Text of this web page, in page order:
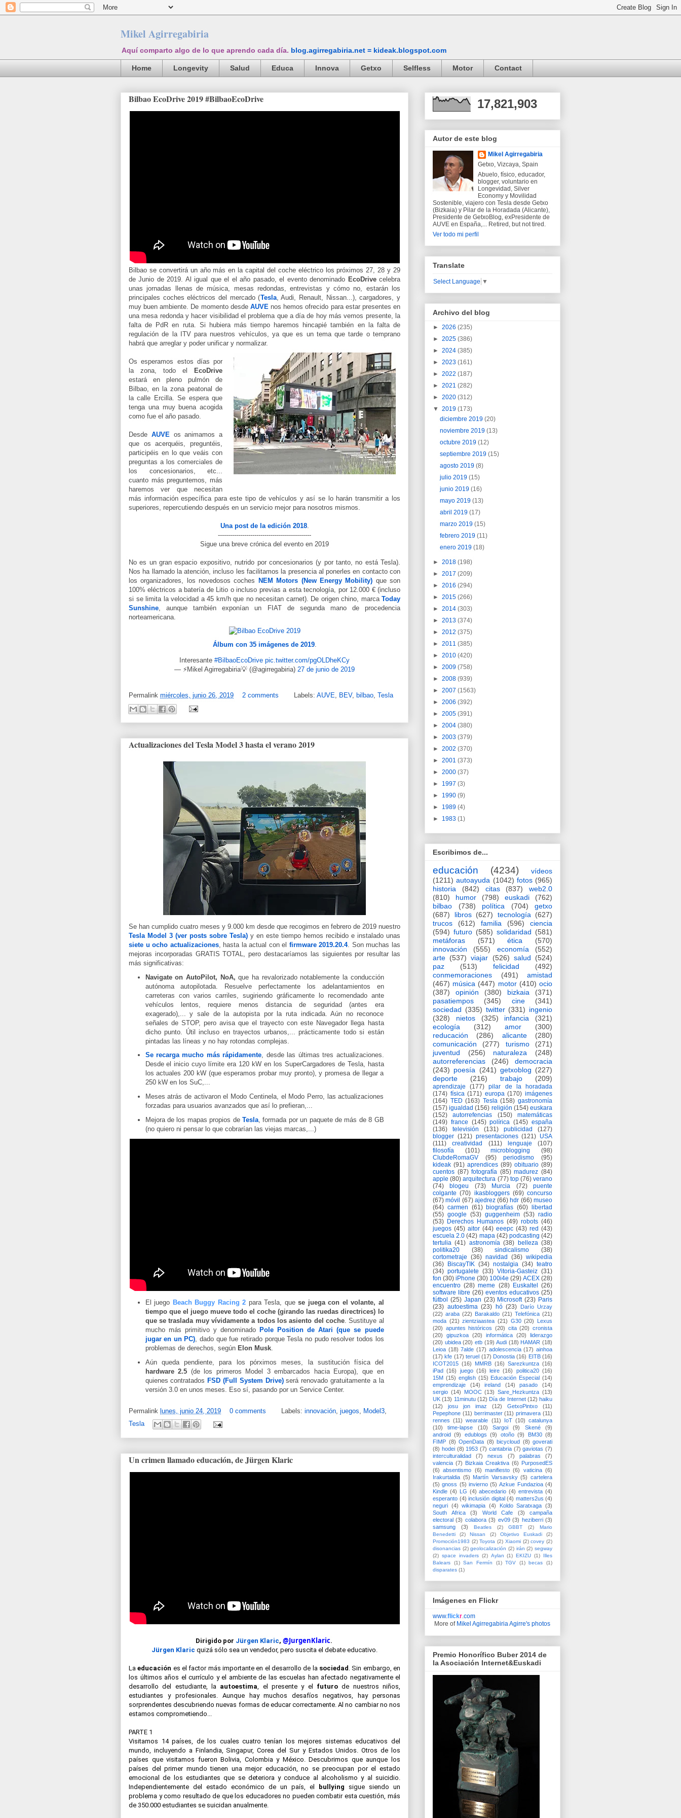
Mikel Agirregabiria
Aquí comparto algo de lo que aprendo cada día. blog.agirregabiria.net = kideak.blogspot.com
Home Longevity Salud Educa Innova Getxo Selfless Motor Contact
Bilbao EcoDrive 2019 #BilbaoEcoDrive
Bilbao se convertirá un año más en la capital del coche eléctrico los próximos 27, 28 y 29
de Junio de 2019. Al igual que el el año pasado, el evento denominado EcoDrivecelebra
unas jornadas llenas de música, mesas redondas, entrevistas y cómo no, estarán los
principales coches eléctricos del mercado (Tesla, Audi, Renault, Nissan...), cargadores, y
muy buen ambiente. De momento desde AUVE nos hemos ofrecido para estar presentes en
una mesa redonda y hacer visibilidad el problema que a día de hoy más vemos presente, la
falta de PdR en ruta. Si hubiera más tiempo haremos hincapié también en la falta de
regulación de la ITV para nuestros vehículos, ya que es un tema que tarde o temprano
habrá que arreglar y poder unificar y normalizar.
Os esperamos estos días por
la zona, todo el
EcoDrive
estará en pleno pulmón de
Bilbao, en la zona peatonal de
la calle Ercilla. Se espera que
tenga una muy buena acogida
como fue el año pasado.
Desde AUVE os animamos a
que os acerquéis, preguntéis,
participéis en lo que veáis con
preguntas a los comerciales de
los concesionarios, etc...
cuanto más preguntemos, más
haremos ver que necesitan
más información específica para este tipo de vehículos y así se lo harán transmitir a los
superiores, repercutiendo después en un servicio mejor para nosotros mismos.
Una post de la edición 2018.
----------------------------------------------
Sigue una breve crónica del evento en 2019
No es un gran espacio expositivo, nutrido por concesionarios (y por tanto, no está Tesla).
Nos ha llamado la atención, incluso les facilitamos la presencia al ponerles en contacto con
los organizadores, los novedosos coches
NEM Motors (New Energy Mobility) que son
100% eléctricos a batería de Litio o incluso previas a esta tecnología, por 12.000 € (incluso
si se limita la velocidad a 45 km/h que no necesitan carnet). De origen chino, marca Today
Sunshine , aunque también exponían un FIAT de segunda mano de procedencia
norteamericana.
Álbum con 35 imágenes de 2019.
Interesante #BilbaoEcoDrive pic.twitter.com/pgOLDheKCy
— ⚡Mikel Agirregabiria💡 (@agirregabiria) 27 de junio de 2019
Permalink miércoles, junio 26, 2019 2 comments Labels: AUVE, BEV, bilbao, Tesla
Actualizaciones del Tesla Model 3 hasta el verano 2019
Se han cumplido cuatro meses y 9.000 km desde que recogimos en febrero de 2019 nuestro
Tesla Model 3 (ver posts sobre Tesla) y en este tiempo hemos recibido e instalado unas
siete u ocho actualizaciones, hasta la actual con el firmware 2019.20.4. Son muchas las
mejoras incorporadas GRATIS TOTAL, pero destacaríamos las siguientes por resultar las
más significativas:
Navigate on AutoPilot, NoA, que ha revalorizado notablemente la conducción
autónoma autopilotada. Resuelve perfectamente los adelantamientos en
carreteras con varios carriles, sugiriendo gráficamente lo recomendado ante
vehículos lentos, requiere menos distancia de seguridad (antes era
exagerado),... y sale de la autopista por la ruta indicada. Aún no reconoce
señales de STOP, pero avisa que el trayecto con este Navegador llega hasta
dicho punto. Útil incluso en trayectos urbanos,... prácticamente todo si están
pintadas las líneas y no hay rotondas complejas.
Se recarga mucho más rápidamente, desde las últimas tres actualizaciones.
Desde el inicio cuyo límite era 120 kW en los SuperCargadores de Tesla, hasta
los actuales 200 kW (que esperamos probar muy pronto), y promesa de llegar a
250 kW en los SuC,...
Meses atrás de activaron el Modo Centinela, el Modo Perro, las actualizaciones
forzadas para usuarios avanzados que así lo prefieran,...
Mejora de los mapas propios de Tesla, formada por un paquete de más de 8 GB
(no quiero ni pensar lo que cobrarían las viejas marcas,...)
El juego Beach Buggy Racing 2 para Tesla, que se juega con el volante, al
tiempo que el juego mueve todo el coche (girando las ruedas directrices) lo
que se traslada muy vívidamente a todos los asiento del coche. Sustituye al
mucho más primitivo y denominado Pole Position de Atari (que se puede
jugar en un PC), dado que fue retirado porque Tesla no pudo resolver todos los
problemas de derechos, según Elon Musk.
Aún queda pendiente, para los pórximos meses, la sustitución física del
hardware 2.5 (de los primeros Model 3 embarcados hacia Europa), que en
quienes contratados FSD (Full System Drive)será renovado gratuitamente a la
versión 3.0 en unos meses. Eso sí, pasando por un Service Center.
Permalink lunes, junio 24, 2019 0 comments Labels: innovación juegos Model3
Tesla
Un crimen llamado educación, de Jürgen Klaric
Dirigido por Jürgen Klaric, @JurgenKlaric.
Jürgen Klaric quizá sólo sea un vendedor, pero suscita el debate educativo.
La educación es el factor más importante en el desarrollo de la sociedad . Sin embargo, en
los últimos años el currículo y el ambiente de las escuelas han afectado negativamente el
desarrollo del estudiante, la autoestima, el presente y el futuro de nuestros niños,
estudiantes y profesionales. Aunque hay muchos desafíos negativos, hay personas
sorprendentes descubriendo nuevas formas de educar correctamente. Al no cambiar no nos
estamos comprometiendo...
PARTE 1
Visitamos 14 países, de los cuales cuatro tenían los mejores sistemas educativos del
mundo, incluyendo a Finlandia, Singapur, Corea del Sur y Estados Unidos. Otros de los
países que visitamos fueron Bolivia, Colombia y México. Descubrimos que aunque los
países del primer mundo tienen una mejor educación, no se preocupan por el estado
emocional de los estudiantes que se deteriora y conduce al alcoholismo y al suicidio.
Independientemente del estado económico de un país, el
bullying sigue siendo un
problema y como resultado de que los educadores no pueden combatir esta cuestión, más
de 350.000 estudiantes se suicidan anualmente.
17,821,903
Autor de este blog
Mikel Agirregabiria
Getxo, Vizcaya, Spain
Abuelo, físico, educador,
blogger, voluntario en
Longevidad, Silver
Economy y Movilidad
Sostenible, viajero con Tesla desde Getxo
(Bizkaia) y Pilar de la Horadada (Alicante),
Presidente de GetxoBlog, exPresidente de
AUVE en España,... Retired, but not tired.
Ver todo mi perfil
Translate
Select Language ▼
Archivo del blog
► 2026 (235)
► 2025 (386)
► 2024 (385)
► 2023 (161)
► 2022 (187)
► 2021 (282)
► 2020 (312)
▼ 2019 (173)
diciembre 2019(20)
noviembre 2019(13)
octubre 2019(12)
septiembre 2019(15)
agosto 2019(8)
julio 2019(15)
junio 2019(16)
mayo 2019(13)
abril 2019(17)
marzo 2019(15)
febrero 2019(11)
enero 2019(18)
► 2018 (198)
► 2017 (209)
► 2016 (294)
► 2015 (266)
► 2014 (303)
► 2013 (374)
► 2012 (375)
► 2011 (385)
► 2010 (420)
► 2009 (758)
► 2008 (939)
► 2007 (1563)
► 2006 (392)
► 2005 (391)
► 2004 (380)
► 2003 (379)
► 2002 (370)
► 2001 (373)
► 2000 (37)
► 1997 (3)
► 1990 (9)
► 1989 (4)
► 1983 (1)
Escribimos de...
educación (4234)
vídeos
(1211) autoayuda (1042) fotos (965)
historia
(842) citas (837)
web2.0
(810)
humor (798) euskadi
(762)
bilbao
(738) política (704)
getxo
(687)
libros (627) tecnología
(627)
trucos
(612) familia (596)
ciencia
(594) futuro (585) solidaridad (581)
metáforas
(571) ética
(570)
innovación
(555) economía
(552)
arte (537) viajar (526) salud
(524)
paz
(513) felicidad
(492)
conmemoraciones
(491)
amistad
(467) música (447) motor (410) ocio
(387)
opinión (380) bizkaia
(371)
pasatiempos
(345) cine
(341)
sociedad (335) twitter (331) ingenio
(328)
nietos (325) infancia
(321)
ecología
(312) amor
(300)
reducación
(286) alicante
(280)
comunicación
(277) turismo
(271)
juventud
(256) naturaleza
(248)
autorreferencias
(246)
democracia
(243) poesía (241) getxoblog (227)
deporte
(216) trabajo (209)
aprendizaje (177)
pilar de la horadada
(174) física (171) europa (170) imágenes
(164) TED (163) Tesla (158) gastronomía
(157) igualdad (156) religión (154) euskara
(152)
autorrefencias (150)
matemáticas
(149) france (145) polírica (145) españa
(136)
televisión (131) publicidad
(127)
blogger (121) presentaciones (121) USA
(111)
creatividad (111) lenguaje
(107)
filosofía
(101) microblogging
(98)
ClubdeRomaGV
(95) periodismo
(95)
kideak (91) aprendices (89) obituario (89)
cuentos (87) fotografía (85) madurez (84)
apple (80) arquitectura (77) top (76) verano
(74)
blogeu (73) Murcia (72)
puente
colgante (70) ikasbloggers (69) concurso
(67) móvil (67) ajedrez (66) hdr (66) museo
(64) carmen (61) biografías (60)
libertad
(55) google (53) guggenheim (53) radio
(53) Derechos Humanos (49) robots (46)
juegos (45) aitor (44) eeepc (43) red (43)
escuela 2.0 (42) mapa (42) podcasting (42)
tertulia (41) astronomía (38) belleza (38)
politika20
(38) sindicalismo
(38)
cortometraje (36) navidad (36) wikipedia
(36)
BiscayTIK (34) nostalgia (34) teatro
(34) portugalete (33) Vitoria-Gasteiz (31)
fon (30) iPhone (30) 100i4e (29) ACEX (28)
encuentro (28) meme (28) Euskaltel
(26)
software libre (26) eventos educativos (25)
fútbol (25) Japan (23) Microsoft (23) Paris
(23) autoestima (23) hó (23)
Darío Urzay
(22) araba (22) Barakaldo (21) Telefónica (21)
moda (21) zientziaastea (21) G30 (20)
Lexus
(20) apuntes históricos (20) cita (20) cronista
(20)
gipuzkoa (20) informática (20)
liderazgo
(20) ubidea (20) etb (19) Audi (18) HAMAR (18)
Leioa (18) 7alde (17) adolescencia (17) ainhoa
(17) kfe (17) teruel (17) Donostia (16) EITB (16)
ICOT2015 (16) MMRB (16) Sarezkuntza (16)
iPad (16) juego (16) leire (16) politica20 (16)
15M (15) english (15) Educación Especial (14)
emprendizaje
(14) ireland (14) pasado
(14)
sergio (14) MOOC (13) Sare_Hezkuntza (13)
UK (13) 11minutu (12) Día de Internet (12) haiku
(12)
josu jon imaz (12) GetxoPintxo
(11)
Pepephone (11) berrimaster (11) primavera (11)
rennes (11) wearable (11) IoT (10) catalunya
(10)
time-lapse (10) Sargoi (9) Skené
(9)
android (9) edublogs (9) otoño (9) BM30 (8)
FIMP (8) OpenData (8) bicycloud (8) goverati
(8) hodei (8) 1953 (7) cantabria (7) gaviotas (7)
interculturalidad
(7) nexus (7) palabras
(7)
valencia (7) Bizkaia Creaktiva (6) PurposedES
(6)
absentismo (6) manifiesto (6) vaticina (6)
Irakurtaldia (5) Martín Varsavsky (5) cartelera
(5) gnoss (5) invierno (5) Azkue Fundazioa (4)
Kindle (4) LG (4) abecedario (4) entrevista (4)
esperanto (4) inclusión digital (4) matters2us (4)
neguri (4) wikimapia (4) Koldo Saratxaga (3)
South Africa
(3) World Cafe (3)
campaña
electoral (3) colabora (3) ev09 (3) heziberri (3)
samsung
(3) Beatles (2) GBBT (2)
Mario
Benedetti
(2) Nissan (2) Objetivo Euskadi
(2)
Promoción1983 (2) Toyota (2) Xiaomi (2) covey (2)
disonancias (2) geolocalización (2) irán (2) segway
(2) space invaders (2) Aylan (1) EKIZU (1)
Illes
Balears
(1) San Fermín (1) TGV (1) becas
(1)
disparates (1)
Imágenes en Flickr
www.flickr .com
More of Mikel Agirregabiria Agirre's photos
Premio Honorífico Buber 2014 de
la Asociación Internet&Euskadi